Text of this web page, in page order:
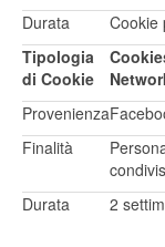
Durata
Cookie
Tipologia
di Cookie
Provenienza
Finalità
Durata
2